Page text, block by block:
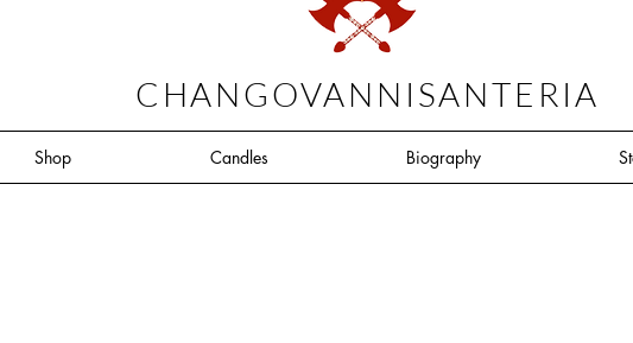
CHANGOVANNISANTERIA
Shop Candles Biography